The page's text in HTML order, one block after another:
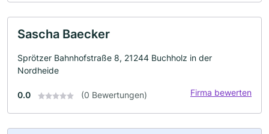
Sascha Baecker
Sprötzer Bahnhofstraße 8, 21244 Buchholz in der
Nordheide
0.0 (0 Bewertungen) Firma bewerten